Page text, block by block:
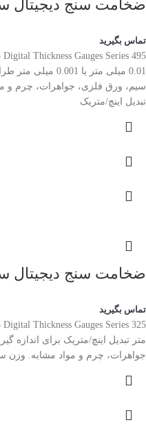
ضخامت سنج دیجیتال سری 495
تماس بگیرید
0.01 میلی متر یا
سیم، ورق فلزی، جواهرات، چرم و
تبدیل اینچ/متریک
ضخامت سنج دیجیتال سری 325
تماس بگیرید
متر تبدیل اینچ/متریک برای اندازه
جواهرات، چرم و مواد مشابه. وزن